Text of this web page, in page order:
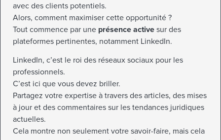
avec des clients potentiels.
Alors, comment maximiser cette opportunité ?
Tout commence par une présence active sur des
plateformes pertinentes, notamment LinkedIn.
LinkedIn, c’est le roi des réseaux sociaux pour les
professionnels.
C’est ici que vous devez briller.
Partagez votre expertise à travers des articles, des mises
à jour et des commentaires sur les tendances juridiques
actuelles.
Cela montre non seulement votre savoir-faire, mais cela